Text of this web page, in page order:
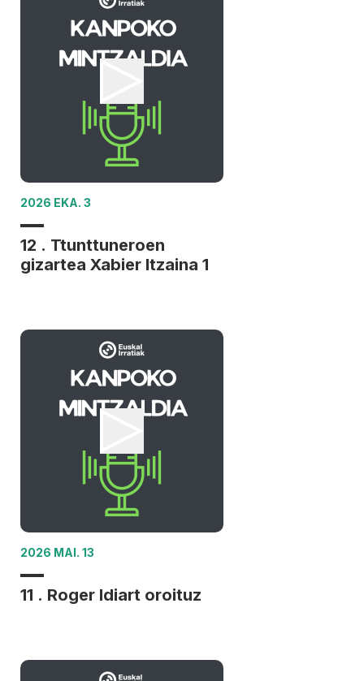
2026 EKA. 3
12 . Ttunttuneroen
gizartea Xabier Itzaina 1
2026 MAI. 13
11 . Roger Idiart oroituz